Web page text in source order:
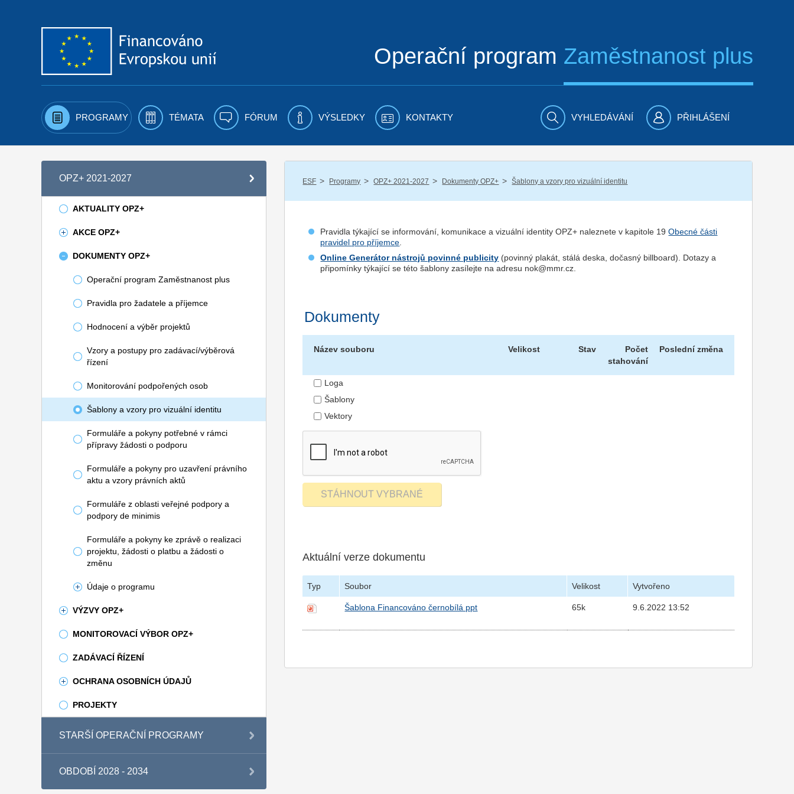
Operační program Zaměstnanost plus
PROGRAMY TÉMATA FÓRUM VÝSLEDKY KONTAKTY VYHLEDÁVÁNÍ PŘIHLÁŠENÍ
OPZ+ 2021-2027
AKTUALITY OPZ+
AKCE OPZ+
DOKUMENTY OPZ+
Operační program Zaměstnanost plus
Pravidla pro žadatele a příjemce
Hodnocení a výběr projektů
Vzory a postupy pro zadávací/výběrová
řízení
Monitorování podpořených osob
Šablony a vzory pro vizuální identitu
Formuláře a pokyny potřebné v rámci
přípravy žádosti o podporu
Formuláře a pokyny pro uzavření právního
aktu a vzory právních aktů
Formuláře z oblasti veřejné podpory a
podpory de minimis
Formuláře a pokyny ke zprávě o realizaci
projektu, žádosti o platbu a žádosti o
změnu
Údaje o programu
VÝZVY OPZ+
MONITOROVACÍ VÝBOR OPZ+
ZADÁVACÍ ŘÍZENÍ
OCHRANA OSOBNÍCH ÚDAJŮ
PROJEKTY
STARŠÍ OPERAČNÍ PROGRAMY
OBDOBÍ 2028 - 2034
ESF / Programy / OPZ+ 2021-2027 / Dokumenty OPZ+ / Šablony a vzory pro vizuální identitu
Pravidla týkající se informování, komunikace a vizuální identity OPZ+ naleznete v kapitole 19Obecné části
pravidel pro příjemce
Online Generátor nástrojů povinné publicity (povinný plakát, stálá deska, dočasný billboard). Dotazy a
připomínky týkající se této šablony zasílejte na adresu nok@mmr.cz.
Dokumenty
Název souboru Velikost Stav
Počet
stahování
Poslední změna
Loga
Šablony
Vektory
Aktuální verze dokumentu
Typ Soubor Velikost Vytvořeno
Šablona Financováno černobílá ppt 65k 9.6.2022 13:52